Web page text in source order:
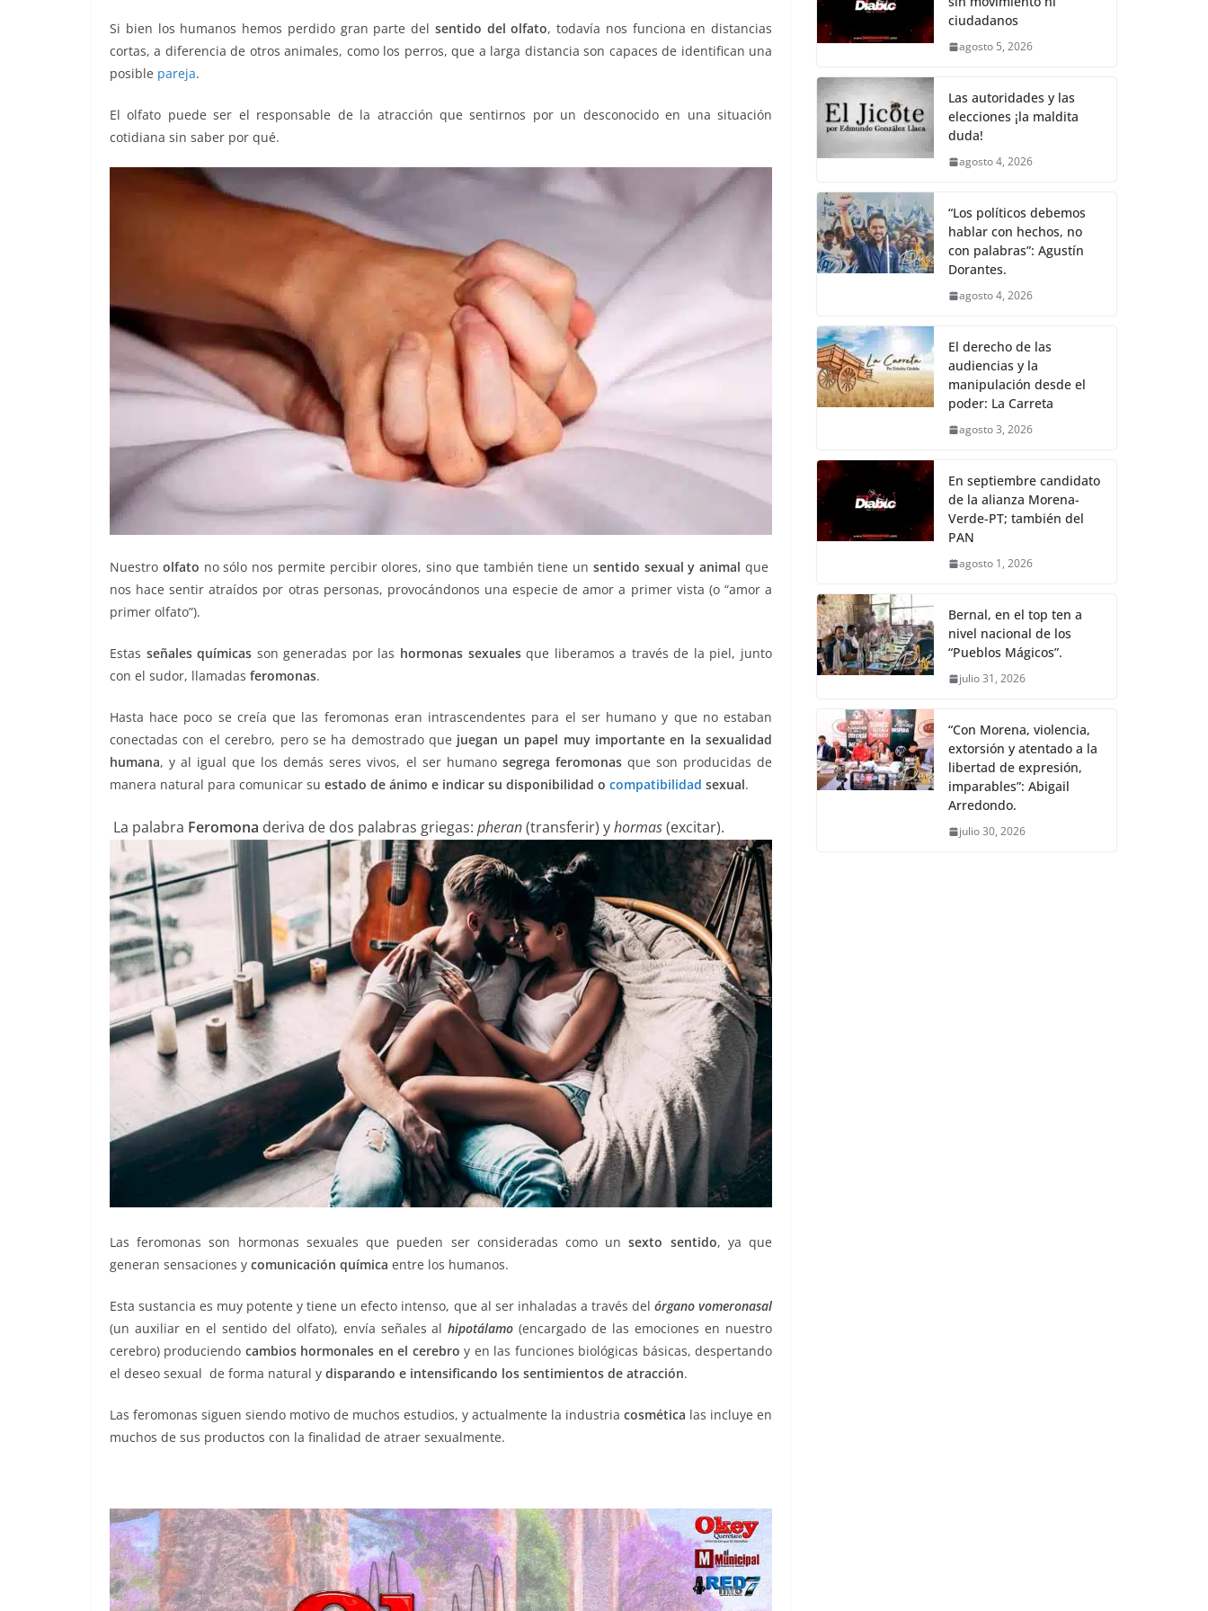
k
Si bien los humanos hemos perdido gran parte del sentido del olfato, todavía nos funciona en distancias
cortas, a diferencia de otros animales, como los perros, que a larga distancia son capaces de identifican una
posible pareja.
El olfato puede ser el responsable de la atracción que sentirnos por un desconocido en una situación
cotidiana sin saber por qué.
Nuestro olfato no sólo nos permite percibir olores, sino que también tiene un sentido sexual y animal que
nos hace sentir atraídos por otras personas, provocándonos una especie de amor a primer vista (o “amor a
primer olfato”).
Estas señales químicas son generadas por las hormonas sexualesque liberamos a través de la piel, junto
con el sudor, llamadas feromonas.
Hasta hace poco se creía que las feromonas eran intrascendentes para el ser humano y que no estaban
conectadas con el cerebro, pero se ha demostrado que juegan un papel muy importante en la sexualidad
humana, y al igual que los demás seres vivos, el ser humano segrega feromonasque son producidas de
manera natural para comunicar su estado de ánimo e indicar su disponibilidad o compatibilidad sexual.
La palabra Feromona deriva de dos palabras griegas: pheran(transferir) yhormas(excitar).
Las feromonas son hormonas sexuales que pueden ser consideradas como unsexto sentido, ya que
generan sensaciones y comunicación química entre los humanos.
Esta sustancia es muy potente y tiene un efecto intenso, que al ser inhaladas a través del órgano vomeronasal
(un auxiliar en el sentido del olfato), envía señales alhipotálamo (encargado de las emociones en nuestro
cerebro) produciendo cambios hormonales en el cerebroy en las funciones biológicas básicas, despertando
el deseo sexual de forma natural y disparando e intensificando los sentimientos de atracción.
Las feromonas siguen siendo motivo de muchos estudios, y actualmente la industria cosmética las incluye en
muchos de sus productos con la finalidad de atraer sexualmente.
b
o
o
k
A
p
Li
n
a
ciudadanos
agosto 5, 2026
Las autoridades y las
elecciones ¡la maldita
duda!
agosto 4, 2026
“Los políticos debemos
hablar con hechos, no
con palabras”: Agustín
Dorantes.
agosto 4, 2026
El derecho de las
audiencias y la
manipulación desde el
poder: La Carreta
agosto 3, 2026
En septiembre candidato
de la alianza Morena-
Verde-PT; también del
PAN
agosto 1, 2026
Bernal, en el top ten a
nivel nacional de los
“Pueblos Mágicos”.
julio 31, 2026
“Con Morena, violencia,
extorsión y atentado a la
libertad de expresión,
imparables”: Abigail
Arredondo.
julio 30, 2026